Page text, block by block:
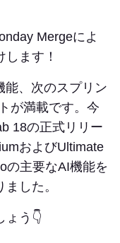
Mergeによ
ます！
能、次のスプリン
が満載です。今
18の正式リリー
およびUltimate
の主要なAI機能を
した。
ょう👇